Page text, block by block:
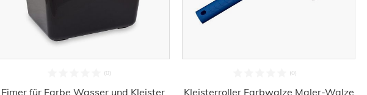
Eimer für Farbe Wasser und Kleister
Kleisterroller Farbwalze Maler-Walze